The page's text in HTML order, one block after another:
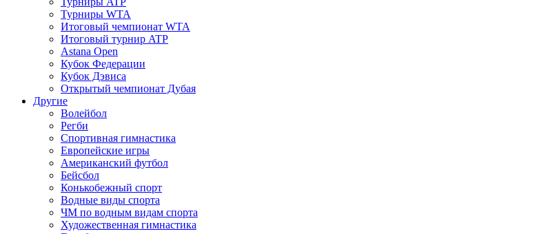
Турниры WTA
Итоговый чемпионат WTA
Итоговый турнир ATP
Astana Open
Кубок Федерации
Кубок Дэвиса
Открытый чемпионат Дубая
Другие
Волейбол
Регби
Спортивная гимнастика
Европейские игры
Американский футбол
Бейсбол
Конькобежный спорт
Водные виды спорта
ЧМ по водным видам спорта
Художественная гимнастика